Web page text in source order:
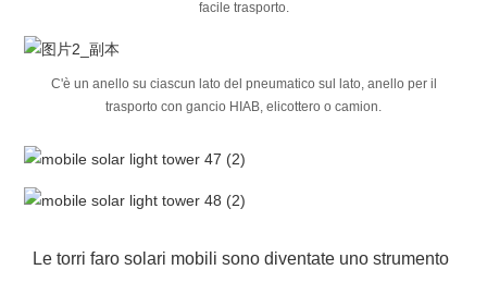
facile trasporto.
C'è un anello su ciascun lato del pneumatico sul lato, anello per il
trasporto con gancio HIAB, elicottero o camion.
Le torri faro solari mobili sono diventate uno strumento